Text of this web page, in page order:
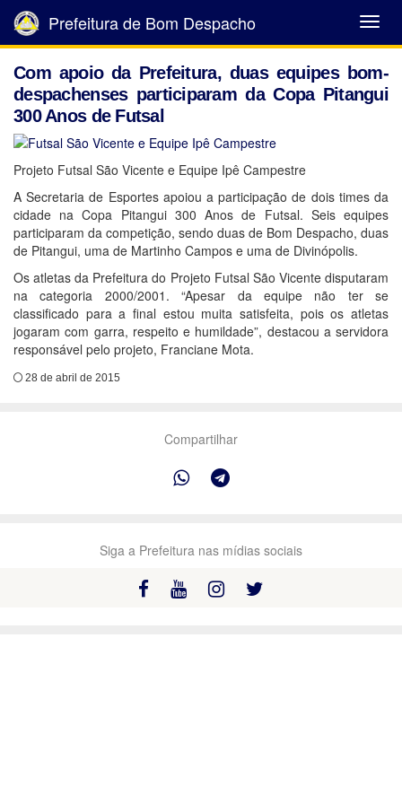
Abrir
Menu
Prefeitura de Bom Despacho
Com apoio da Prefeitura, duas equipes bom-
despachenses participaram da Copa Pitangui
300 Anos de Futsal
Projeto Futsal São Vicente e Equipe Ipê Campestre
A Secretaria de Esportes apoiou a participação de dois times da
cidade na Copa Pitangui 300 Anos de Futsal. Seis equipes
participaram da competição, sendo duas de Bom Despacho, duas
de Pitangui, uma de Martinho Campos e uma de Divinópolis.
Os atletas da Prefeitura do Projeto Futsal São Vicente disputaram
na categoria 2000/2001. “Apesar da equipe não ter se
classificado para a final estou muita satisfeita, pois os atletas
jogaram com garra, respeito e humildade”, destacou a servidora
responsável pelo projeto, Franciane Mota.
28 de abril de 2015
Compartilhar
Siga a Prefeitura nas mídias sociais